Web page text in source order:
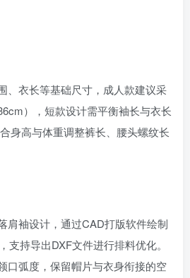
、衣长等基础尺寸，成人款建议采
），短款设计需平衡袖长与衣长
身高与体重调整裤长、腰头螺纹长
肩袖设计，通过CAD打版软件绘制
支持导出DXF文件进行排料优化。
口弧度，保留帽片与衣身衔接的空